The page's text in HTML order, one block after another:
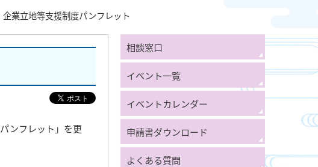
業立地等支援制度パンフレット
ンフレット」を更
相談窓口
イベント一覧
イベントカレンダー
申請書ダウンロード
よくある質問